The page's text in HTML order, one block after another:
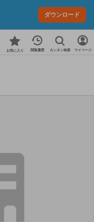
ダウンロード
お気に入り 閲覧履歴 カンタン検索 マイページ